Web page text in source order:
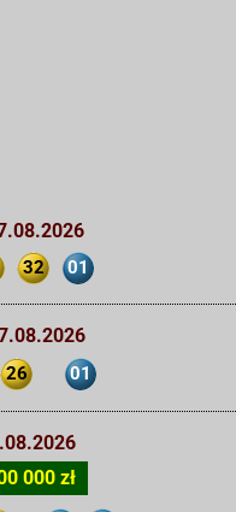
32 01
26 01
000 zł